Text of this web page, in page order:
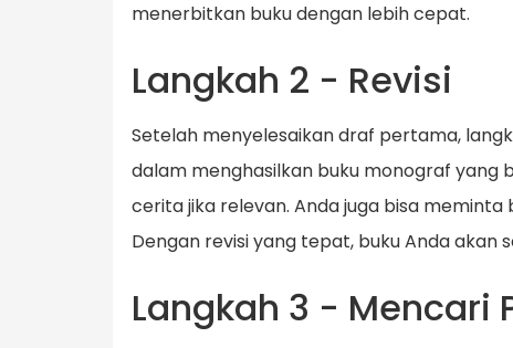
menerbitkan buku dengan lebih cepat.
Langkah 2 - Revisi
Setelah menyelesaikan draf pertama,
dalam menghasilkan buku monograf yang
cerita jika relevan. Anda juga bisa
Dengan revisi yang tepat, buku Anda akan
Langkah 3 - Mencari